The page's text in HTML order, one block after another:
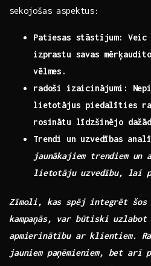
sekojošas aspektus:
Patiesas stāstījum:
Veic
izprastu savas⁤
vēlmes.
radoši izaicinājumi:
lietotājus piedalīties
rosinātu līdzšinējo
Trendi ⁢un uzvedības
jaunākajiem trendiem
lietotāju ⁢uzvedību,​ lai
Zīmoli, kas spēj ​integrēt šos
kampaņās, var būtiski uzlabot
apmierinātību ar klientiem.
jauniem paņēmieniem, bet